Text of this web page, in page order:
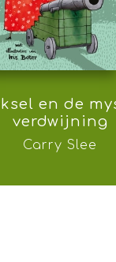
en de
verdwijning
Carry Slee